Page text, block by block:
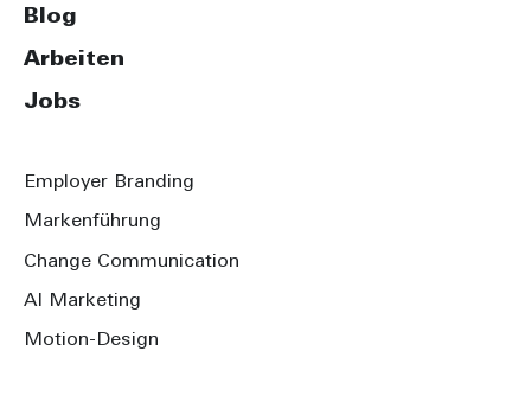
Blog
Arbeiten
Jobs
Employer Branding
Markenführung
Change Communication
AI Marketing
Motion-Design